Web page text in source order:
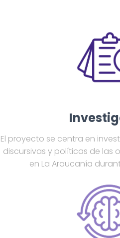
El proyecto se centra en
discursivas y políticas de las
en La Araucanía